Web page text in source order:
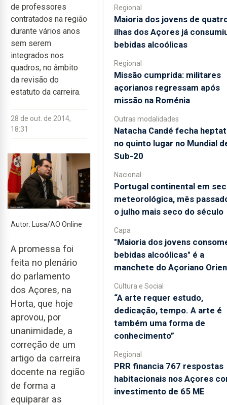
de professores
contratados na região
durante vários anos
sem serem
integrados nos
quadros, no âmbito
da revisão do
estatuto da carreira.
28 de out. de 2014,
18:31
Autor: Lusa/AO Online
A promessa foi
feita no plenário
do parlamento
dos Açores, na
Horta, que hoje
aprovou, por
unanimidade, a
correção de um
artigo da carreira
docente na região
de forma a
equiparar as
Regional
Maioria dos jovens de
ilhas dos Açores já
bebidas alcoólicas
Regional
Missão cumprida: militares
açorianos regressam após
missão na Roménia
Outras modalidades
Natacha Candé fecha
no quinto lugar no Mundial
Sub-20
Nacional
Portugal continental em
meteorológica, mês
o julho mais seco do século
Capa
"Maioria dos jovens
bebidas alcoólicas" é a
manchete do Açoriano
Cultura e Social
“A arte requer estudo,
dedicação, tempo. A arte é
também uma forma de
conhecimento”
Regional
PRR financia 767 respostas
habitacionais nos Açores
investimento de 65 ME